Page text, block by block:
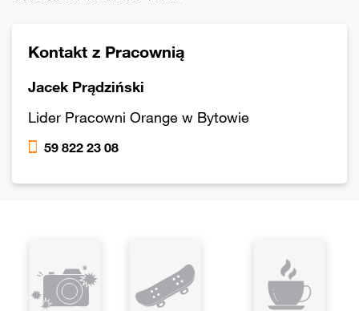
Kontakt z Pracownią
Jacek Prądziński
Lider Pracowni Orange w Bytowie
59 822 23 08